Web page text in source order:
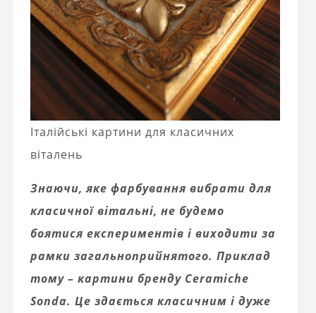
Італійські картини для класичних
віталень
Знаючи, яке фарбування вибрати для
класичної вітальні, не будемо
боятися експериментів і виходити за
рамки загальноприйнятого. Приклад
тому – картини бренду Ceramiche
Sonda. Це здається класичним і дуже